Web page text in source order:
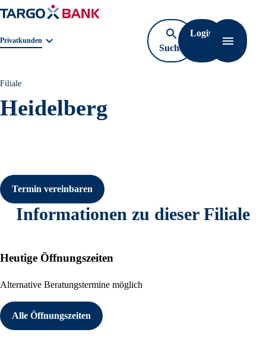
Geschäftsbereichnavigation. Aktuelle Auswahl:
Privatkunden
Suche
öffnen
Login
Filiale
Heidelberg
Termin vereinbaren
Informationen zu dieser Filiale
Heutige Öffnungszeiten
Alternative Beratungstermine möglich
Alle Öffnungszeiten